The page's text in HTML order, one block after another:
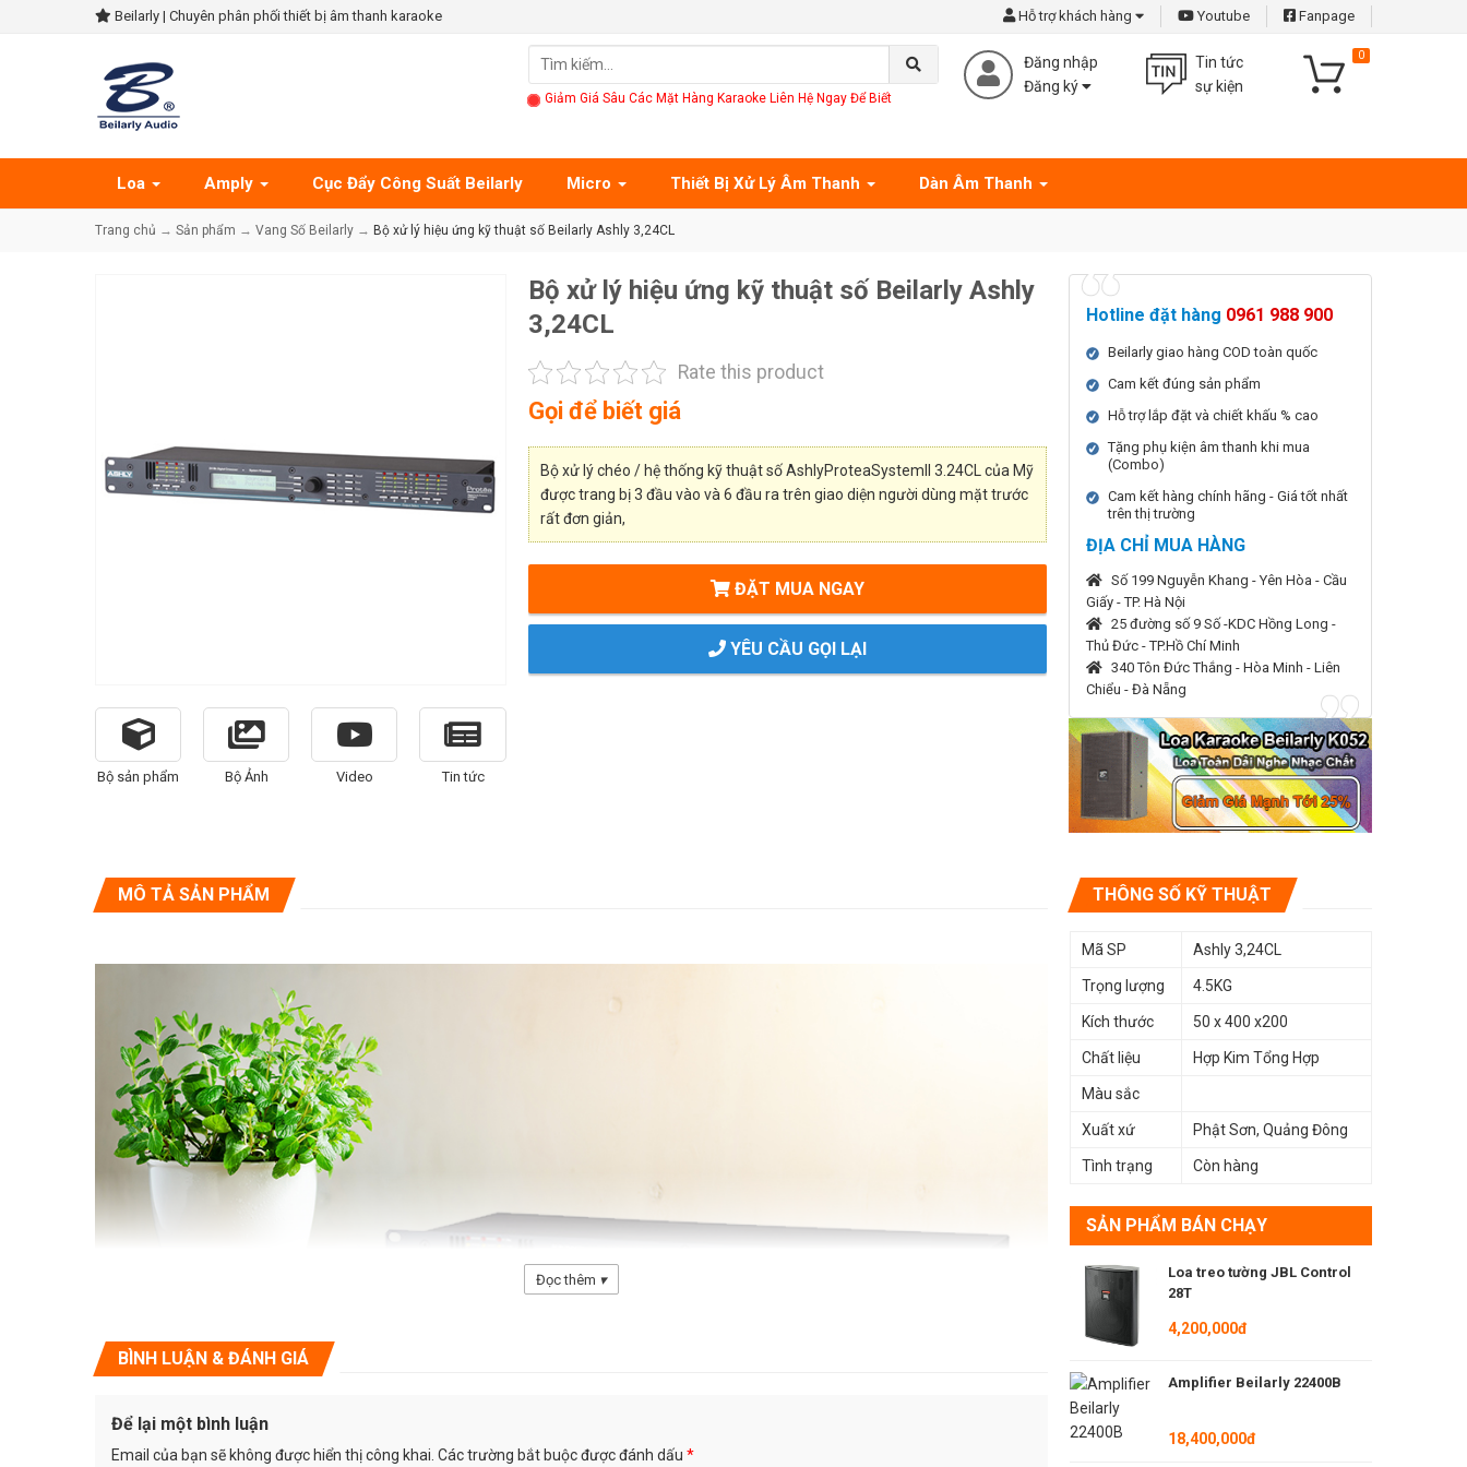
Beilarly | Chuyên phân phối thiết bị âm thanh karaoke Hỗ trợ khách hàng Youtube Fanpage
Giảm Giá Sâu Các Mặt Hàng Karaoke Liên Hệ Ngay Để Biết
0
Tin tức
sự kiện
Đăng nhập
Đăng ký
Loa Amply Cục Đẩy Công Suất Beilarly Micro Thiết Bị Xử Lý Âm Thanh Dàn Âm Thanh
Trang chủ → Sản phẩm → Vang Số Beilarly → Bộ xử lý hiệu ứng kỹ thuật số Beilarly Ashly 3,24CL
Bộ sản phẩm Bộ Ảnh Video Tin tức
Bộ xử lý hiệu ứng kỹ thuật số Beilarly Ashly
3,24CL
Rate this product
Gọi để biết giá
Bộ xử lý chéo / hệ thống kỹ thuật số AshlyProteaSystemII 3.24CL của Mỹ
được trang bị 3 đầu vào và 6 đầu ra trên giao diện người dùng mặt trước
rất đơn giản,
ĐẶT MUA NGAY
YÊU CẦU GỌI LẠI
Hotline đặt hàng 0961 988 900
Beilarly giao hàng COD toàn quốc
Cam kết đúng sản phẩm
Hỗ trợ lắp đặt và chiết khấu % cao
Tặng phụ kiện âm thanh khi mua
(Combo)
Cam kết hàng chính hãng - Giá tốt nhất
trên thị trường
ĐỊA CHỈ MUA HÀNG
Số 199 Nguyễn Khang - Yên Hòa - Cầu
Giấy - TP. Hà Nội
25 đường số 9 Số -KDC Hồng Long -
Thủ Đức - TP.Hồ Chí Minh
340 Tôn Đức Thắng - Hòa Minh - Liên
Chiểu - Đà Nẵng
MÔ TẢ SẢN PHẨM
Thông số kỹ thuật:Bộ xử lý hiệu ứng kỹ thuật số Beilarly Ashly 3,24CL
3 đầu vào-6 đầu ra
Giao diện người dùng đặc biệt đơn giản
Đọc thêm ▾
BÌNH LUẬN & ĐÁNH GIÁ
Để lại một bình luận
Email của bạn sẽ không được hiển thị công khai. Các trường bắt buộc được đánh dấu *
THÔNG SỐ KỸ THUẬT
Mã SP Ashly 3,24CL
Trọng lượng 4.5KG
Kích thước 50 x 400 x200
Chất liệu Hợp Kim Tổng Hợp
Màu sắc
Xuất xứ Phật Sơn, Quảng Đông
Tình trạng Còn hàng
SẢN PHẨM BÁN CHẠY
Loa treo tường JBL Control
28T
4,200,000đ
Amplifier Beilarly 22400B
18,400,000đ